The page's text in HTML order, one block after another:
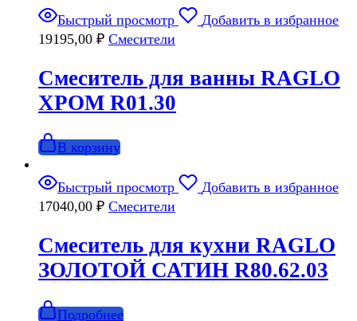
Быстрый просмотр
Добавить в избранное
19195,00 ₽ Смесители
Смеситель для ванны RAGLO
ХРОМ R01.30
В корзину
Быстрый просмотр
Добавить в избранное
17040,00 ₽ Смесители
Смеситель для кухни RAGLO
ЗОЛОТОЙ САТИН R80.62.03
Подробнее